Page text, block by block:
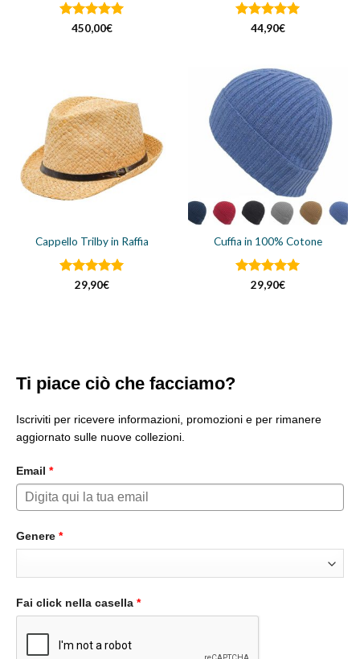
Valutato5
450,00€
Valutato
44,90€
Cappello Trilby in Raffia
Valutato5
29,90€
Cuffia in 100% Cotone
Valutato5
29,90€
Ti piace ciò che facciamo?
Iscriviti per ricevere informazioni, promozioni e per rimanere
aggiornato sulle nuove collezioni.
Email *
Genere *
Fai click nella casella *